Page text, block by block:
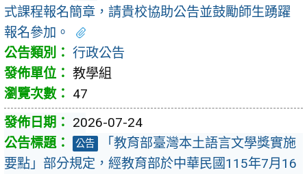
式課程報名簡章，請貴校協助公告並鼓勵師生踴躍
報名參加。
行政公告
教學組
47
2026-07-24
公告
「教育部臺灣本土語言文學獎實施
要點」部分規定，經教育部於中華民國115年7月16